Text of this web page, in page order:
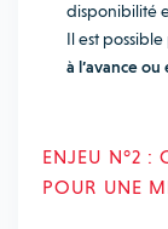
disponibilité
Il est
à l’avance
ENJEU N°2 :
POUR UNE